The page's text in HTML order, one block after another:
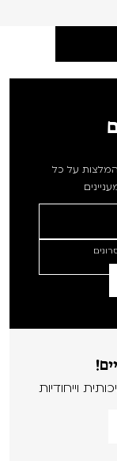
על כל
וייחודיות